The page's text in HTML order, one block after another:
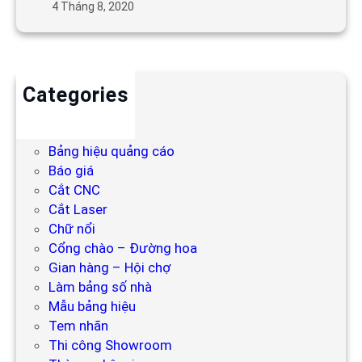
4 Tháng 8, 2020
Categories
Bảng hiệu quảng cáo
Báo giá
Cắt CNC
Cắt Laser
Chữ nổi
Cổng chào – Đường hoa
Gian hàng – Hội chợ
Làm bảng số nhà
Mẫu bảng hiệu
Tem nhãn
Thi công Showroom